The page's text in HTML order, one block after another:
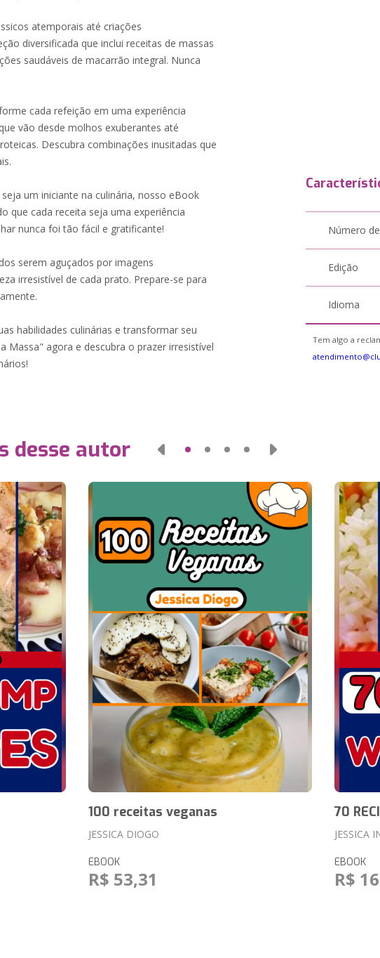
atemporais até criações
diversificada que inclui receitas de massas
saudáveis de macarrão integral. Nunca
cada refeição em uma experiência
vão desde molhos exuberantes até
Descubra combinações inusitadas que
um iniciante na culinária, nosso eBook
que cada receita seja uma experiência
nunca foi tão fácil e gratificante!
serem aguçados por imagens
irresistível de cada prato. Prepare-se para
habilidades culinárias e transformar seu
Massa" agora e descubra o prazer irresistível
Número
Edição
Idioma
Tem algo a
desse autor
100 receitas veganas
JESSICA DIOGO
EBOOK
R$ 53,31
70
JESSICA
EBOOK
R$